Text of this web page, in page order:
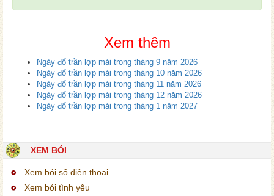
Xem thêm
Ngày đổ trần lợp mái trong tháng 9 năm 2026
Ngày đổ trần lợp mái trong tháng 10 năm 2026
Ngày đổ trần lợp mái trong tháng 11 năm 2026
Ngày đổ trần lợp mái trong tháng 12 năm 2026
Ngày đổ trần lợp mái trong tháng 1 năm 2027
XEM BÓI
Xem bói số điện thoại
Xem bói tình yêu